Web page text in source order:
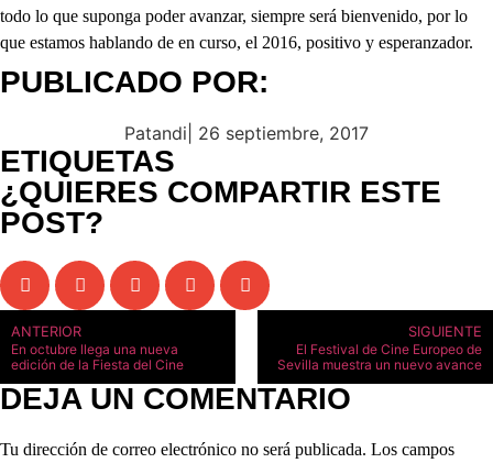
todo lo que suponga poder avanzar, siempre será bienvenido, por lo
que estamos hablando de en curso, el 2016, positivo y esperanzador.
PUBLICADO POR:
Patandi 26 septiembre, 2017
ETIQUETAS
¿QUIERES COMPARTIR ESTE
POST?
ANTERIOR
En octubre llega una nueva
edición de la Fiesta del Cine
SIGUIENTE
El Festival de Cine Europeo de
Sevilla muestra un nuevo avance
DEJA UN COMENTARIO
Tu dirección de correo electrónico no será publicada. Los campos